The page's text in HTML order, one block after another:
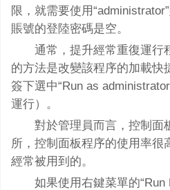
限，就需要使用
賬號的登陸密碼是空。
通常，提升經常重復運行
的方法是改變該程序的加載快
簽下選中“Run as
運行）。
對於管理員而言，控制面
所，控制面板程序的使用率很
經常被用到的。
如果使用右鍵菜單的“Run